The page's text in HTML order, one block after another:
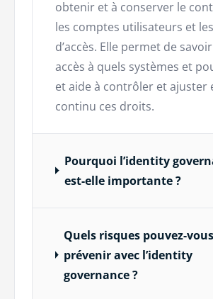
obtenir et à conserver le
les comptes utilisateurs et
d’accès. Elle permet de
accès à quels systèmes et
et aide à contrôler et ajuster
continu ces droits.
Pourquoi l’identity
est-elle importante ?
Quels risques pouvez-vous
prévenir avec l’identity
governance ?